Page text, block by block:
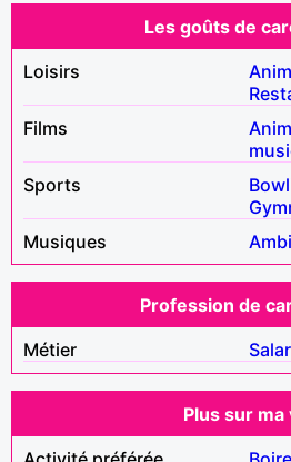
Les goûts de
Loisirs
Films
Sports
Musiques
Profession de
Métier
Plus sur ma